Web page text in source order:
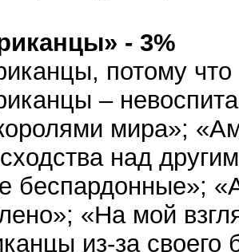
- 3%
потому
–
мира»;
над
беспардонные»;
«На мой
из-за своего